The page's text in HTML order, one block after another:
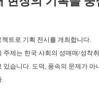
젝트로 기획 전시를 개최합니다.
주제는 한국 사회의 성매매/성착
있습니다. 도덕, 풍속의 문제가
.